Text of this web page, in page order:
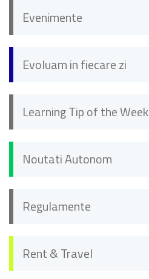
Evenimente
Evoluam in fiecare zi
Learning Tip of the Week
Noutati Autonom
Regulamente
Rent & Travel